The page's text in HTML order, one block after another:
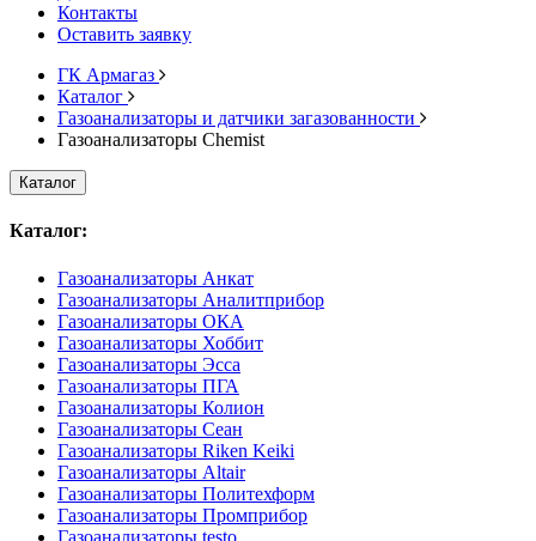
Контакты
Оставить заявку
ГК Армагаз
Каталог
Газоанализаторы и датчики загазованности
Газоанализаторы Chemist
Каталог
Каталог:
Газоанализаторы Анкат
Газоанализаторы Аналитприбор
Газоанализаторы ОКА
Газоанализаторы Хоббит
Газоанализаторы Эсса
Газоанализаторы ПГА
Газоанализаторы Колион
Газоанализаторы Сеан
Газоанализаторы Riken Keiki
Газоанализаторы Altair
Газоанализаторы Политехформ
Газоанализаторы Промприбор
Газоанализаторы testo